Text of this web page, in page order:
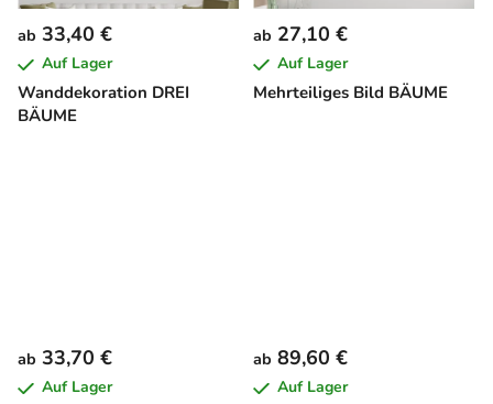
Wanddekoration DREI
BÄUME
ab 33,40 €
Auf Lager
Mehrteiliges Bild BÄUME
ab 27,10 €
Auf Lager
ab 33,70 €
Auf Lager
ab 89,60 €
Auf Lager